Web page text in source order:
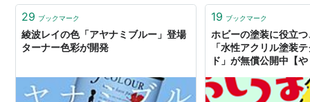
29 ブックマーク
綾波レイの色「アヤナミブルー」登場
ターナー色彩が開発
19 ブックマーク
ホビーの塗装に役立
「水性アクリル塗装
ド」が無償公開中【